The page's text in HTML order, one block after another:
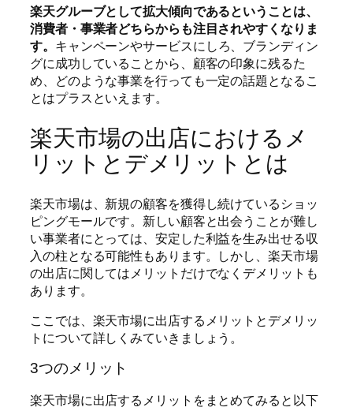
楽天グルーブとして拡大傾向であるということは、
消費者・事業者どちらからも注目されやすくなりま
す。 キャンペーンやサービスにしろ、ブランディン
グに成功していることから、顧客の印象に残るた
め、どのような事業を行っても一定の話題となるこ
とはプラスといえます。
楽天市場の出店におけるメ
リットとデメリットとは
楽天市場は、新規の顧客を獲得し続けているショッ
ピングモールです。新しい顧客と出会うことが難し
い事業者にとっては、安定した利益を生み出せる収
入の柱となる可能性もあります。しかし、楽天市場
の出店に関してはメリットだけでなくデメリットも
あります。
ここでは、楽天市場に出店するメリットとデメリッ
トについて詳しくみていきましょう。
3つのメリット
楽天市場に出店するメリットをまとめてみると以下